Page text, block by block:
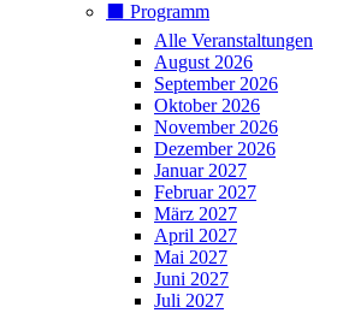
⬛️ Programm
Alle Veranstaltungen
August 2026
September 2026
Oktober 2026
November 2026
Dezember 2026
Januar 2027
Februar 2027
März 2027
April 2027
Mai 2027
Juni 2027
Juli 2027